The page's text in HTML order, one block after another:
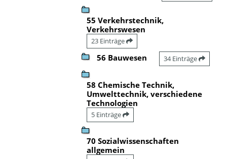
55 Verkehrstechnik,
Verkehrswesen
23 Einträge
56 Bauwesen 34 Einträge
58 Chemische Technik,
Umwelttechnik, verschiedene
Technologien
5 Einträge
70 Sozialwissenschaften
allgemein